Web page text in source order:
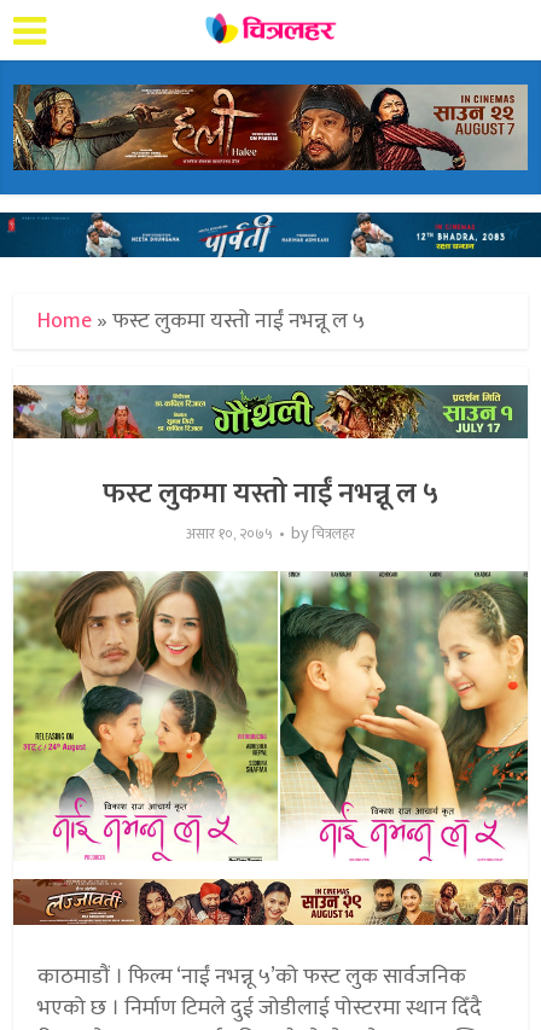
Home»फस्ट लुकमा यस्तो नाईं नभन्नू ल ५
फस्ट लुकमा यस्तो नाईं नभन्नू ल ५
असार १०, २०७५ byचित्रलहर
काठमाडौं । फिल्म ‘नाईं नभन्नू ५’को फस्ट लुक सार्वजनिक
भएको छ । निर्माण टिमले दुई जोडीलाई पोस्टरमा स्थान दिँदै